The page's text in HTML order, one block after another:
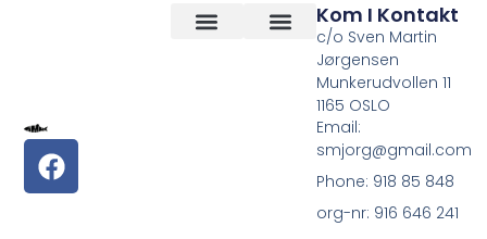
Kom I Kontakt
c/o Sven Martin
Jørgensen
Munkerudvollen 11
1165 OSLO
Email:
smjorg@gmail.com
Phone: 918 85 848
org-nr: 916 646 241